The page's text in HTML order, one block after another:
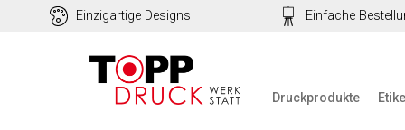
Einzigartige Designs Einfache
Druckprodukte